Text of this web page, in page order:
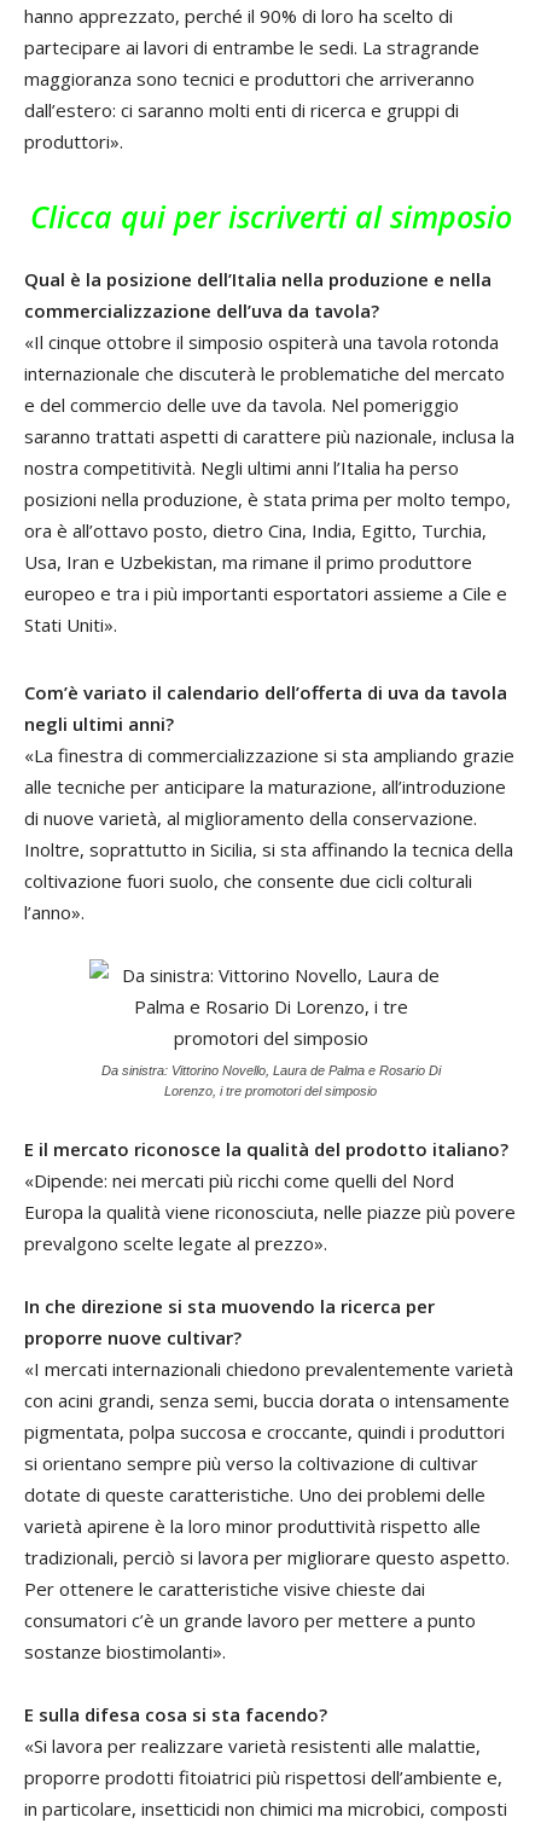
hanno apprezzato, perché il 90% di loro ha scelto di
partecipare ai lavori di entrambe le sedi. La stragrande
maggioranza sono tecnici e produttori che arriveranno
dall’estero: ci saranno molti enti di ricerca e gruppi di
produttori».
Clicca qui per iscriverti al simposio
Qual è la posizione dell’Italia nella produzione e nella
commercializzazione dell’uva da tavola?
«Il cinque ottobre il simposio ospiterà una tavola rotonda
internazionale che discuterà le problematiche del mercato
e del commercio delle uve da tavola. Nel pomeriggio
saranno trattati aspetti di carattere più nazionale, inclusa la
nostra competitività. Negli ultimi anni l’Italia ha perso
posizioni nella produzione, è stata prima per molto tempo,
ora è all’ottavo posto, dietro Cina, India, Egitto, Turchia,
Usa, Iran e Uzbekistan, ma rimane il primo produttore
europeo e tra i più importanti esportatori assieme a Cile e
Stati Uniti».
Com’è variato il calendario dell’offerta di uva da tavola
negli ultimi anni?
«La finestra di commercializzazione si sta ampliando grazie
alle tecniche per anticipare la maturazione, all’introduzione
di nuove varietà, al miglioramento della conservazione.
Inoltre, soprattutto in Sicilia, si sta affinando la tecnica della
coltivazione fuori suolo, che consente due cicli colturali
l’anno».
Da sinistra: Vittorino Novello, Laura de Palma e Rosario Di
Lorenzo, i tre promotori del simposio
E il mercato riconosce la qualità del prodotto italiano?
«Dipende: nei mercati più ricchi come quelli del Nord
Europa la qualità viene riconosciuta, nelle piazze più povere
prevalgono scelte legate al prezzo».
In che direzione si sta muovendo la ricerca per
proporre nuove cultivar?
«I mercati internazionali chiedono prevalentemente varietà
con acini grandi, senza semi, buccia dorata o intensamente
pigmentata, polpa succosa e croccante, quindi i produttori
si orientano sempre più verso la coltivazione di cultivar
dotate di queste caratteristiche. Uno dei problemi delle
varietà apirene è la loro minor produttività rispetto alle
tradizionali, perciò si lavora per migliorare questo aspetto.
Per ottenere le caratteristiche visive chieste dai
consumatori c’è un grande lavoro per mettere a punto
sostanze biostimolanti».
E sulla difesa cosa si sta facendo?
«Si lavora per realizzare varietà resistenti alle malattie,
proporre prodotti fitoiatrici più rispettosi dell’ambiente e,
in particolare, insetticidi non chimici ma microbici, composti